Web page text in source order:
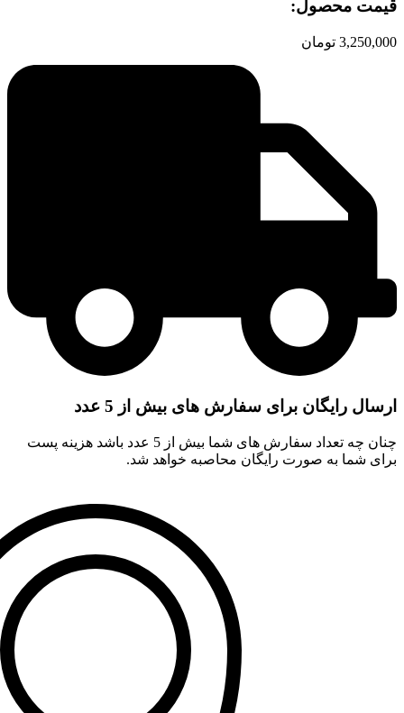
قیمت محصول:​
3,250,000 تومان
ارسال رایگان برای سفارش های بیش از 5 عدد
چنان چه تعداد سفارش های شما بیش از 5 عدد باشد هزینه پست
برای شما به صورت رایگان محاصبه خواهد شد.